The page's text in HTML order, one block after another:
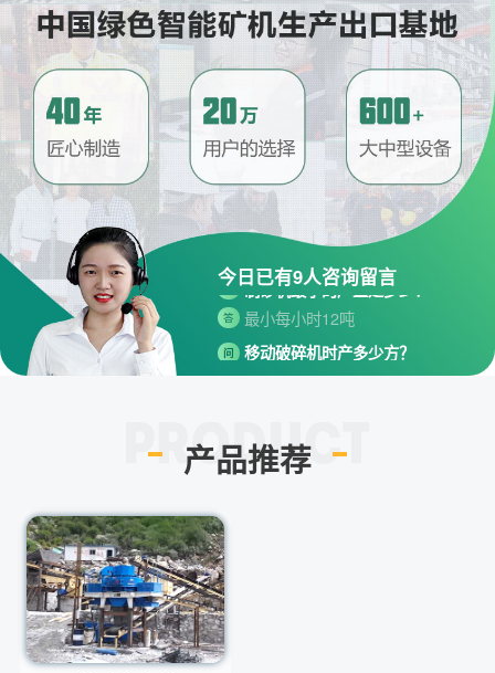
今日已有9人咨询留言
问 请问厂家地址在哪？
答
河南省郑州市高新技术开发区梧
桐街与红松路交叉口中国高端矿
机生产出口基地园区
问 制砂机最小的产量是多少？
答 最小每小时12吨
移动破碎机时产多少方？
每小时30-300方的型号都有。
问 小型的制砂机类型有哪些？
问
答
产品推荐